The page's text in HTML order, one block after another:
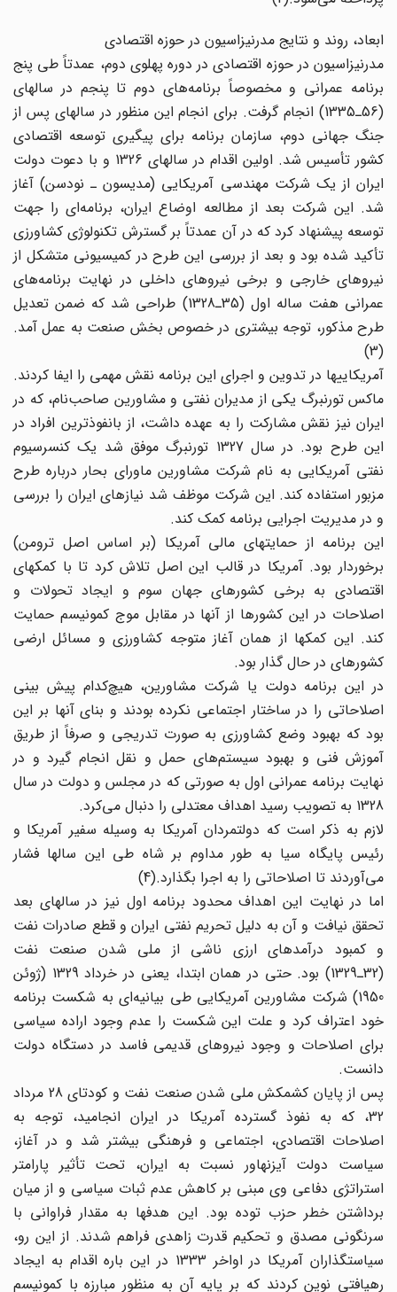
ابعاد، روند و نتایج مدرنیزاسیون در حوزه اقتصادی
مدرنیزاسیون در حوزه اقتصادی در دوره پهلوی دوم، عمدتاً طی پنج
برنامه عمرانی و مخصوصاً برنامه‌های دوم تا پنجم در سالهای
(56ـ1335) انجام گرفت. برای انجام این منظور در سالهای پس از
جنگ جهانی دوم، سازمان برنامه برای پیگیری توسعه اقتصادی
کشور تأسیس شد. اولین اقدام در سالهای 1326 و با دعوت دولت
ایران از یک شرکت مهندسی آمریکایی (مدیسون ـ نودسن) آغاز
شد. این شرکت بعد از مطالعه اوضاع ایران، برنامه‌ای را جهت
توسعه پیشنهاد کرد که در آن عمدتاً بر گسترش تکنولوژی کشاورزی
تأکید شده بود و بعد از بررسی این طرح در کمیسیونی متشکل از
نیروهای خارجی و برخی نیروهای داخلی در نهایت برنامه‌های
عمرانی هفت ساله اول (35ـ1328) طراحی شد که ضمن تعدیل
طرح مذکور، توجه بیشتری در خصوص بخش صنعت به عمل آمد.
آمریکاییها در تدوین و اجرای این برنامه نقش مهمی را ایفا کردند.
ماکس تورنبرگ یکی از مدیران نفتی و مشاورین صاحب‌نام، که در
ایران نیز نقش مشارکت را به عهده داشت، از بانفوذترین افراد در
این طرح بود. در سال 1327 تورنبرگ موفق شد یک کنسرسیوم
نفتی آمریکایی به نام شرکت مشاورین ماورای بحار درباره طرح
مزبور استفاده کند. این شرکت موظف شد نیازهای ایران را بررسی
و در مدیریت اجرایی برنامه کمک کند.
این برنامه از حمایتهای مالی آمریکا (بر اساس اصل ترومن)
برخوردار بود. آمریکا در قالب این اصل تلاش کرد تا با کمکهای
اقتصادی به برخی کشورهای جهان سوم و ایجاد تحولات و
اصلاحات در این کشورها از آنها در مقابل موج کمونیسم حمایت
کند. این کمکها از همان آغاز متوجه کشاورزی و مسائل ارضی
کشورهای در حال گذار بود.
در این برنامه دولت یا شرکت مشاورین، هیچ‌کدام پیش بینی
اصلاحاتی را در ساختار اجتماعی نکرده بودند و بنای آنها بر این
بود که بهبود وضع کشاورزی به صورت تدریجی و صرفاً از طریق
آموزش فنی و بهبود سیستم‌های حمل و نقل انجام گیرد و در
نهایت برنامه عمرانی اول به صورتی که در مجلس و دولت در سال
1328 به تصویب رسید اهداف معتدلی را دنبال می‌کرد.
لازم به ذکر است که دولتمردان آمریکا به وسیله سفیر آمریکا و
رئیس پایگاه سیا به طور مداوم بر شاه طی این سالها فشار
می‌آوردند تا اصلاحاتی را به اجرا بگذارد.(4)
اما در نهایت این اهداف محدود برنامه اول نیز در سالهای بعد
تحقق نیافت و آن به دلیل تحریم نفتی ایران و قطع صادرات نفت
و کمبود درآمدهای ارزی ناشی از ملی شدن صنعت نفت
(32ـ1329) بود. حتی در همان ابتدا، یعنی در خرداد 1329 (ژوئن
1950) شرکت مشاورین آمریکایی طی بیانیه‌ای به شکست برنامه
خود اعتراف کرد و علت این شکست را عدم وجود اراده سیاسی
برای اصلاحات و وجود نیروهای قدیمی فاسد در دستگاه دولت
دانست.
پس از پایان کشمکش ملی شدن صنعت نفت و کودتای 28 مرداد
32، که به نفوذ گسترده آمریکا در ایران انجامید، توجه به
اصلاحات اقتصادی، اجتماعی و فرهنگی بیشتر شد و در آغاز،
سیاست دولت آیزنهاور نسبت به ایران، تحت تأثیر پارامتر
استراتژی دفاعی وی مبنی بر کاهش عدم ثبات سیاسی و از میان
برداشتن خطر حزب توده بود. این هدفها به مقدار فراوانی با
سرنگونی مصدق و تحکیم قدرت زاهدی فراهم شدند. از این رو،
سیاستگذاران آمریکا در اواخر 1333 در این باره اقدام به ایجاد
رهیافتی نوین کردند که بر پایه آن به منظور مبارزه با کمونیسم